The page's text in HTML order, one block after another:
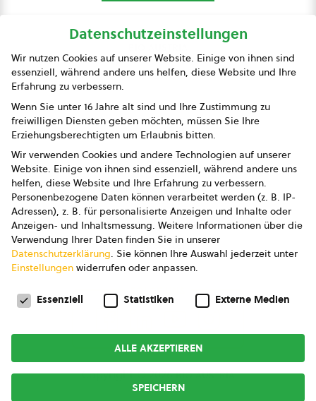
Presse
Impressum
Datenschutz
AGB
AGB Marketing GmbH
AGB Bildung
Newsletter
Copyright © 2026bio austria
Datenschutzeinstellungen
Wir nutzen Cookies auf unserer Website. Einige von ihnen sind
essenziell, während andere uns helfen, diese Website und Ihre
Erfahrung zu verbessern.
Wenn Sie unter 16 Jahre alt sind und Ihre Zustimmung zu
freiwilligen Diensten geben möchten, müssen Sie Ihre
Erziehungsberechtigten um Erlaubnis bitten.
Wir verwenden Cookies und andere Technologien auf unserer
Website. Einige von ihnen sind essenziell, während andere uns
helfen, diese Website und Ihre Erfahrung zu verbessern.
Personenbezogene Daten können verarbeitet werden (z. B. IP-
Adressen), z. B. für personalisierte Anzeigen und Inhalte oder
Anzeigen- und Inhaltsmessung. Weitere Informationen über die
Verwendung Ihrer Daten finden Sie in unserer
Datenschutzerklärung. Sie können Ihre Auswahl jederzeit unter
Einstellungen widerrufen oder anpassen.
Datenschutzeinstellungen
Essenziell Statistiken Externe Medien
ALLE AKZEPTIEREN
SPEICHERN